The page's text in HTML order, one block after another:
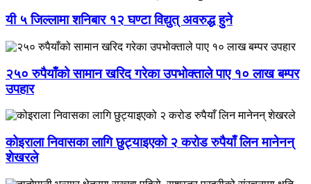
यी ५ जिल्लामा शनिबार १२ घण्टा विद्युत् अवरुद्ध हुने
२५० रुपैयाँको सामान खरिद गरेका उपभोक्ताले पाए १० लाख बम्पर
उपहार
कोइराला निवासका लागि छुट्याइएको २ करोड रुपैयाँ लिन मानेनन्
शेखरले